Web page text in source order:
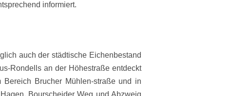
informiert.
auch der städtische Eichenbestand
Rondells an der Höhestraße entdeckt
Brucher Mühlen-straße und in
Bourscheider Weg und Abzweig